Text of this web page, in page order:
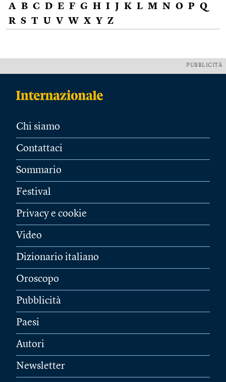
A B C D E F G H I J K L M N O P Q
R S T U V W X Y Z
PUBBLICITÀ
Chi siamo
Contattaci
Sommario
Festival
Privacy e cookie
Video
Dizionario italiano
Oroscopo
Pubblicità
Paesi
Autori
Newsletter